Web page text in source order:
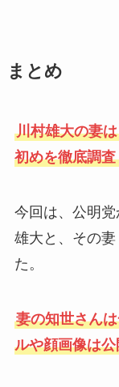
まとめ
川村雄大の妻
初めを徹底調査
今回は、公明
雄大と、その
た。
妻の知世さん
ルや顔画像は